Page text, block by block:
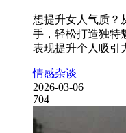
想提升女人气质？
手，轻松打造独特
表现提升个人吸引
情感杂谈
2026-03-06
704